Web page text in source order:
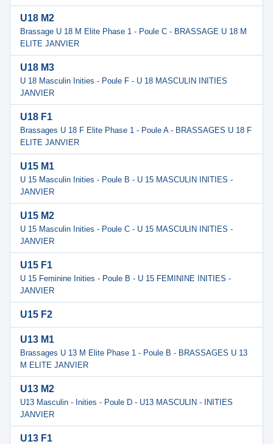
U18 M2
Brassage U 18 M Elite Phase 1 - Poule C - BRASSAGE U 18 M
ELITE JANVIER
U18 M3
U 18 Masculin Inities - Poule F - U 18 MASCULIN INITIES
JANVIER
U18 F1
Brassages U 18 F Elite Phase 1 - Poule A - BRASSAGES U 18 F
ELITE JANVIER
U15 M1
U 15 Masculin Inities - Poule B - U 15 MASCULIN INITIES -
JANVIER
U15 M2
U 15 Masculin Inities - Poule C - U 15 MASCULIN INITIES -
JANVIER
U15 F1
U 15 Feminine Inities - Poule B - U 15 FEMININE INITIES -
JANVIER
U15 F2
U13 M1
Brassages U 13 M Elite Phase 1 - Poule B - BRASSAGES U 13
M ELITE JANVIER
U13 M2
U13 Masculin - Inities - Poule D - U13 MASCULIN - INITIES
JANVIER
U13 F1